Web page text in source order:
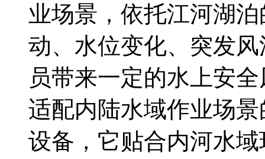
业场景，依托江河湖
动、水位变化、突发
员带来一定的水上安
适配内陆水域作业场
设备，它贴合内河水